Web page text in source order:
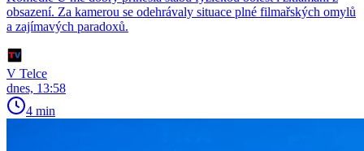
obsazení. Za kamerou se odehrávaly situace plné filmařských omylů
a zajímavých paradoxů.
V Telce
dnes, 13:58
4 min